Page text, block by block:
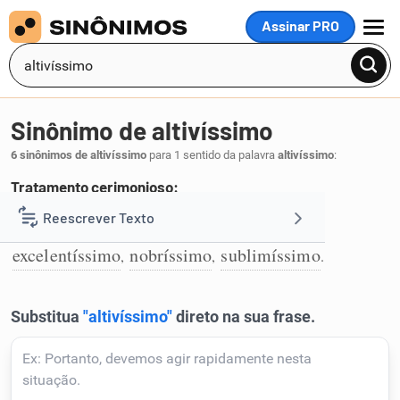
Assinar PRO
MENU
Reescrever Texto
Resumir Texto
Corrigir Texto
Detector de IA
Sinônimo de altivíssimo
6 sinônimos de altivíssimo para 1 sentido da palavra altivíssimo:
Tratamento cerimonioso:
1 ilustríssimo,briosíssimo digníssimo
excelentíssimo, nobríssimo, sublimíssimo.